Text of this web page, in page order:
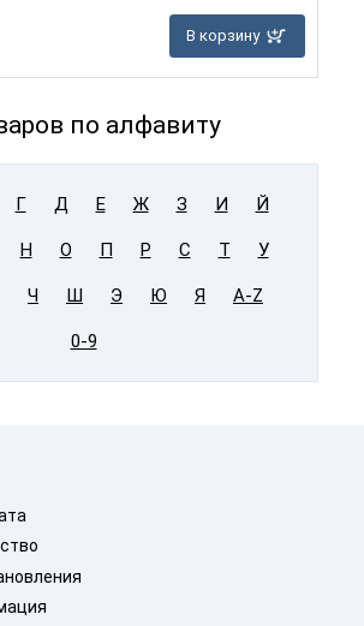
В корзину
по алфавиту
Г Д Е Ж З И Й
Н О П Р С Т У
Ч Ш Э Ю Я A-Z
0-9